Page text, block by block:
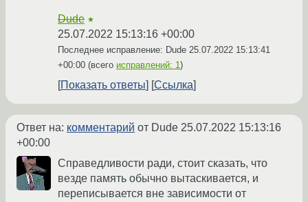
Dude ★
25.07.2022 15:13:16 +00:00
Последнее исправление: Dude 25.07.2022 15:13:41
+00:00 (всего исправлений: 1)
Показать ответы Ссылка
Ответ на: комментарий от Dude 25.07.2022 15:13:16
+00:00
Справедливости ради, стоит сказать, что
везде память обычно вытаскивается, и
переписывается вне зависимости от